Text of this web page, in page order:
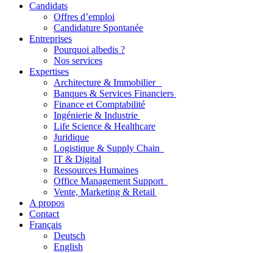
Candidats
Offres d’emploi
Candidature Spontanée
Entreprises
Pourquoi albedis ?
Nos services
Expertises
Architecture & Immobilier
Banques & Services Financiers
Finance et Comptabilité
Ingénierie & Industrie
Life Science & Healthcare
Juridique
Logistique & Supply Chain
IT & Digital
Ressources Humaines
Office Management Support
Vente, Marketing & Retail
A propos
Contact
Français
Deutsch
English